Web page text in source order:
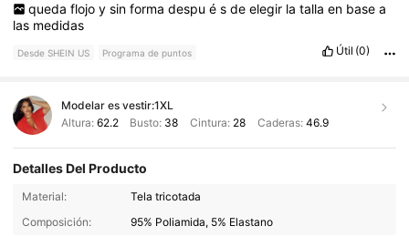
queda flojo y sin forma despu é s de elegir la talla en base a
las medidas
Desde SHEIN US Programa de puntos Útil (0)
Modelar es vestir:1XL
Altura: 62.2 Busto: 38 Cintura: 28 Caderas: 46.9
Detalles Del Producto
Material:
Tela tricotada
Composición:
95% Poliamida, 5% Elastano